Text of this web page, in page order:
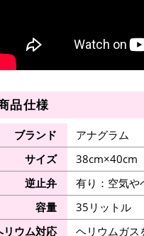
品仕様
ブランド
アナグラム
サイズ
38cm×40cm
逆止弁
有り：空気や
容量
35リットル
リウム対応
ヘリウムガス